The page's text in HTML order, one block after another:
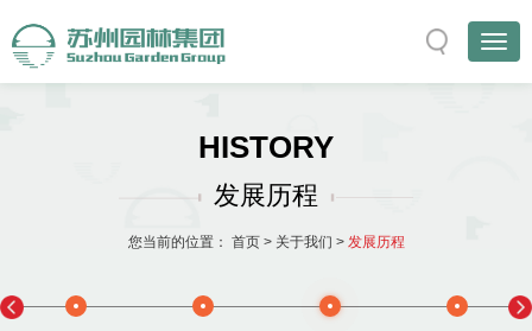
HISTORY
发展历程
您当前的位置： 首页> 关于我们 > 发展历程